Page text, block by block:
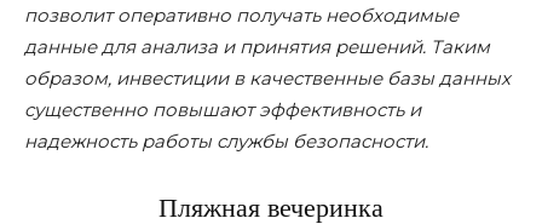
позволит оперативно получать необходимые
данные для анализа и принятия решений. Таким
образом, инвестиции в качественные базы данных
существенно повышают эффективность и
надежность работы службы безопасности.
Пляжная вечеринка